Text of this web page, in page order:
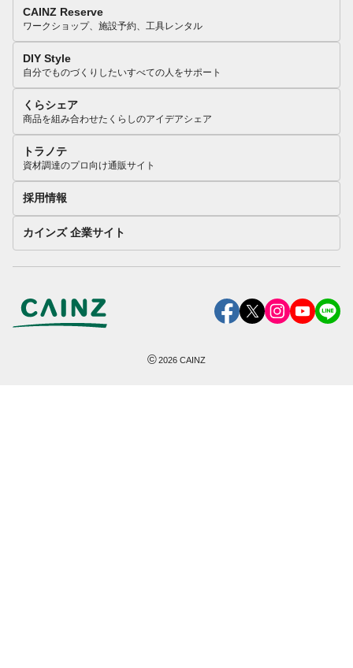
CAINZ Reserve
ワークショップ、施設予約、工具レンタル
DIY Style
自分でものづくりしたいすべての人をサポート
くらシェア
商品を組み合わせたくらしのアイデアシェア
トラノテ
資材調達のプロ向け通販サイト
採用情報
カインズ 企業サイト
©2026 CAINZ